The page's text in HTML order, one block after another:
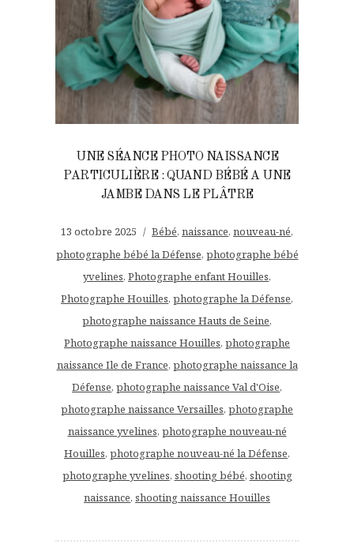
UNE SÉANCE PHOTO NAISSANCE
PARTICULIÈRE : QUAND BÉBÉ A UNE
JAMBE DANS LE PLÂTRE
13 octobre 2025 Bébé, naissance, nouveau-né,
photographe bébé la Défense, photographe bébé
yvelines, Photographe enfant Houilles,
Photographe Houilles, photographe la Défense,
photographe naissance Hauts de Seine,
Photographe naissance Houilles, photographe
naissance Ile de France, photographe naissance la
Défense, photographe naissance Val d'Oise,
photographe naissance Versailles, photographe
naissance yvelines, photographe nouveau-né
Houilles, photographe nouveau-né la Défense,
photographe yvelines, shooting bébé, shooting
naissance, shooting naissance Houilles